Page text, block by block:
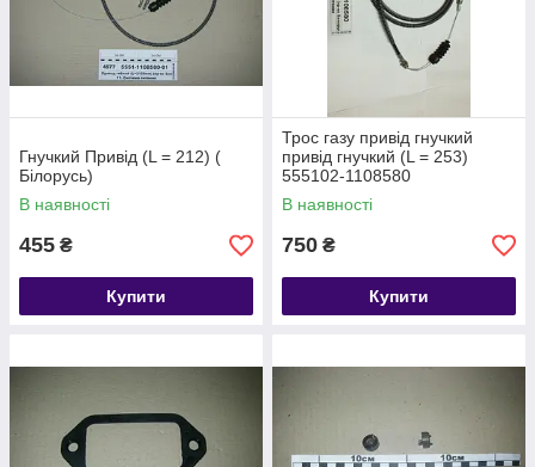
Гнучкий Привід (L = 212) (
Білорусь)
В наявності
455 ₴
Купити
Трос газу привід гнучкий
привід гнучкий (L = 253)
555102-1108580
В наявності
750 ₴
Купити